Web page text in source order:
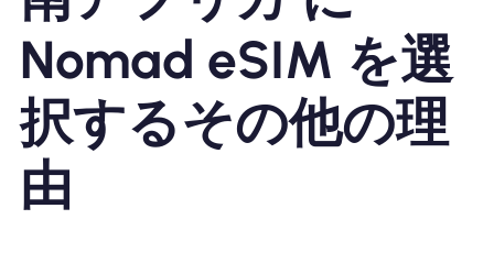
Nomad eSIM を選
択するその他の理
由